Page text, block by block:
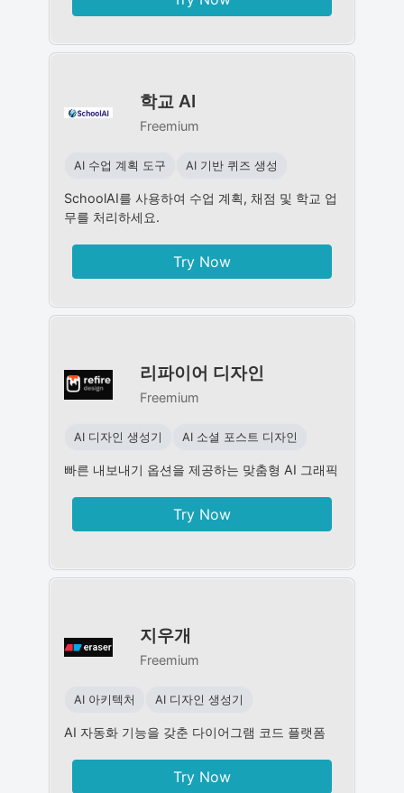
학교 AI
Freemium
AI 수업 계획 도구 AI 기반 퀴즈 생성
SchoolAI를 사용하여 수업 계획, 채점 및 학교 업
무를 처리하세요.
Try Now
리파이어 디자인
Freemium
AI 디자인 생성기 AI 소셜 포스트 디자인
빠른 내보내기 옵션을 제공하는 맞춤형 AI 그래픽
Try Now
지우개
Freemium
AI 아키텍처 AI 디자인 생성기
AI 자동화 기능을 갖춘 다이어그램 코드 플랫폼
Try Now